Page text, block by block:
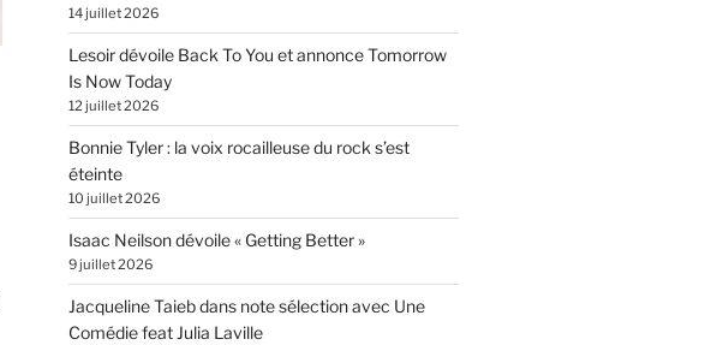
14 juillet 2026
Lesoir dévoile Back To You et annonce Tomorrow
Is Now Today
12 juillet 2026
Bonnie Tyler : la voix rocailleuse du rock s’est
éteinte
10 juillet 2026
Isaac Neilson dévoile « Getting Better »
9 juillet 2026
Jacqueline Taieb dans note sélection avec Une
Comédie feat Julia Laville